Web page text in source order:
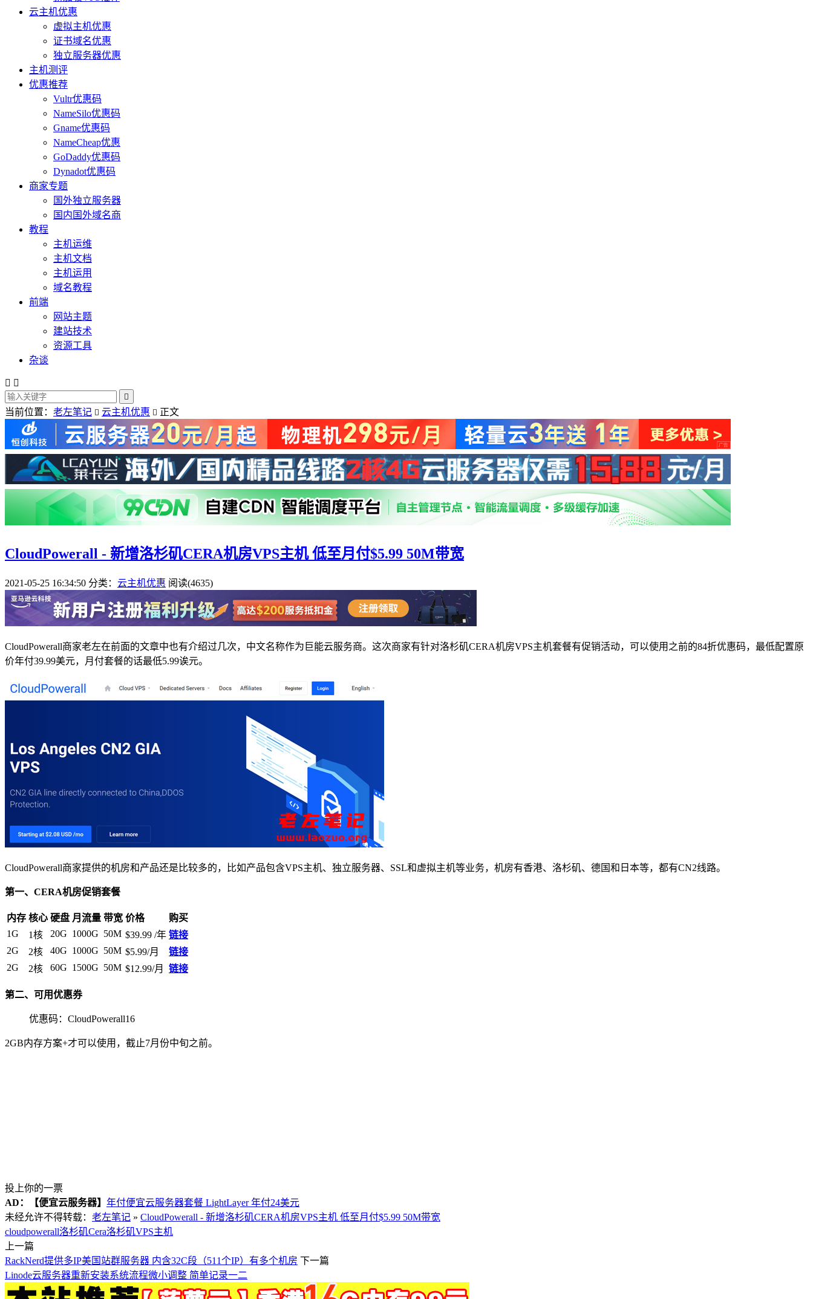
云主机优惠
虚拟主机优惠
证书域名优惠
独立服务器优惠
主机测评
优惠推荐
Vultr优惠码
NameSilo优惠码
Gname优惠码
NameCheap优惠
GoDaddy优惠码
Dynadot优惠码
商家专题
国外独立服务器
国内国外域名商
教程
主机运维
主机文档
主机运用
域名教程
前端
网站主题
建站技术
资源工具
杂谈
 

当前位置： 老左笔记  云主机优惠  正文
CloudPowerall - 新增洛杉矶CERA机房VPS主机 低至月付$5.99 50M带宽
2021-05-25 16:34:50 分类： 云主机优惠 阅读(4635)
CloudPowerall商家老左在前面的文章中也有介绍过几次，中文名称作为巨能云服务商。这次商家有针对洛杉矶CERA机房VPS主机套餐有促销活动，可以使用之前的84折优惠码，最低配置原
价年付39.99美元，月付套餐的话最低5.99诶元。
CloudPowerall商家提供的机房和产品还是比较多的，比如产品包含VPS主机、独立服务器、SSL和虚拟主机等业务，机房有香港、洛杉矶、德国和日本等，都有CN2线路。
第一、CERA机房促销套餐
内存 核心 硬盘 月流量 带宽 价格
购买
1G
1核 20G 1000G 50M $39.99 /年 链接
2G
2核 40G 1000G 50M $5.99/月
链接
2G
2核 60G 1500G 50M $12.99/月 链接
第二、可用优惠券
优惠码：CloudPowerall16
2GB内存方案+才可以使用，截止7月份中旬之前。
投上你的一票
AD：
【便宜云服务器】 年付便宜云服务器套餐 LightLayer 年付24美元
未经允许不得转载： 老左笔记 » CloudPowerall - 新增洛杉矶CERA机房VPS主机 低至月付$5.99 50M带宽
cloudpowerall洛杉矶Cera洛杉矶VPS主机
上一篇
RackNerd提供多IP美国站群服务器 内含32C段（511个IP）有多个机房 下一篇
Linode云服务器重新安装系统流程微小调整 简单记录一二